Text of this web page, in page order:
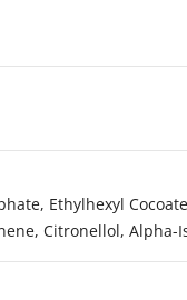
Ethylhexyl
Citronellol,